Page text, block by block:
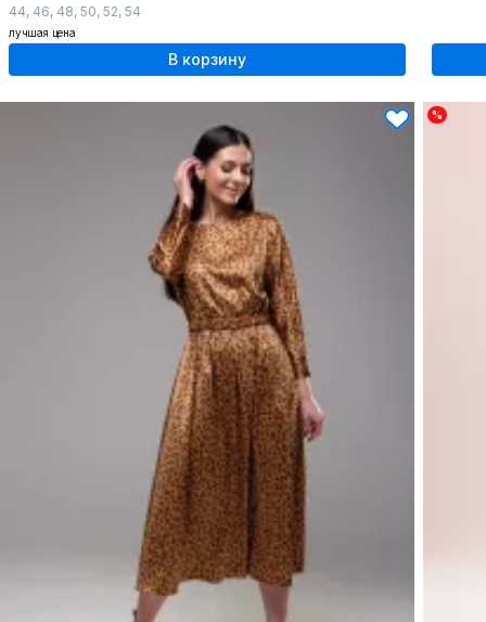
44, 46, 48, 50, 52, 54
лучшая цена
В корзину
%